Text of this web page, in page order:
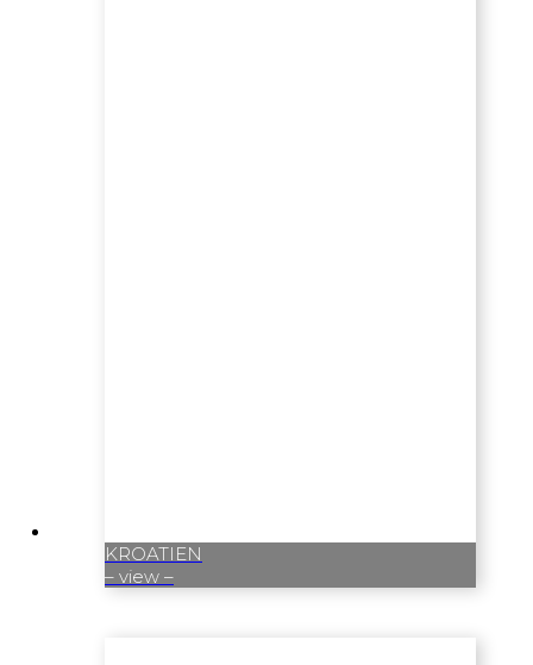
KROATIEN
– view –